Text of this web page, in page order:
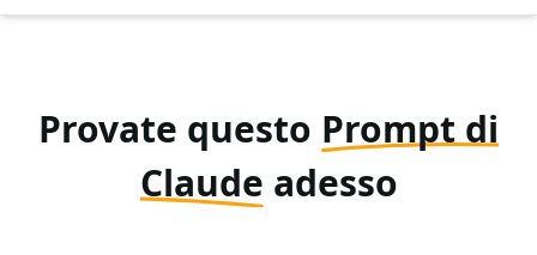
Provate questo Prompt di
Claude adesso